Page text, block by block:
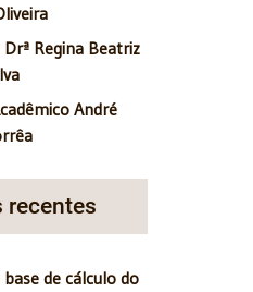
Regina Beatriz
André
recentes
de cálculo do